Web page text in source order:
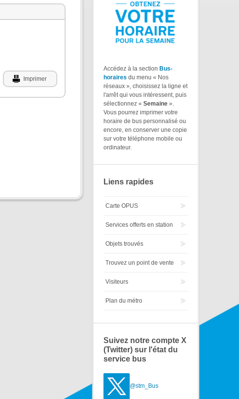
Imprimer
Accédez à la section Bus-
horaires du menu « Nos
réseaux », choisissez la ligne et
l'arrêt qui vous intéressent, puis
sélectionnez « Semaine ».
Vous pourrez imprimer votre
horaire de bus personnalisé ou
encore, en conserver une copie
sur votre téléphone mobile ou
ordinateur.
Liens rapides
Carte OPUS
Services offerts en station
Objets trouvés
Trouvez un point de vente
Visiteurs
Plan du métro
Suivez notre compte X
(Twitter) sur l'état du
service bus
@stm_Bus